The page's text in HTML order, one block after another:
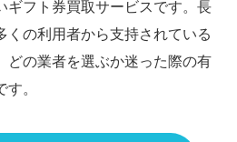
ギフト券買取サービスです。長
くの利用者から支持されている
どの業者を選ぶか迷った際の有
。